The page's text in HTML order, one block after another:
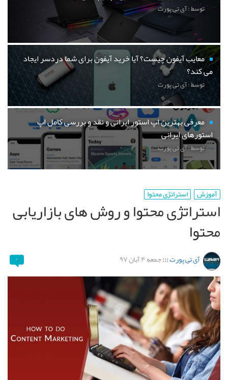
توسط : آی تی پورت
معایب آیفون چیست؟ آیا خرید آیفون برای شما دردسر ایجاد
می کند؟
توسط : آی تی پورت
معرفی بهترین اپ استور ایرانی و نقد و بررسی کامل اپ
استورهای ایرانی
توسط : آی تی پورت
آموزش استراتژی محتوا
استراتژی محتوا و روش های بازاریابی
محتوا
آی تی پورت:::جمعه ۴ آبان ۹۷ ۰